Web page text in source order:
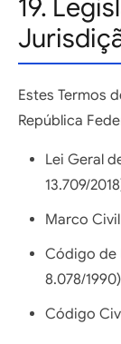
19.
Estes Termos
República
Lei Geral
13.709/
Marco
Código de
8.078/1990)
Código